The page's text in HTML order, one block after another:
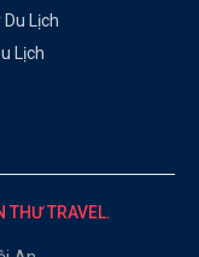
Du Lịch
Lịch
THƯ TRAVEL.